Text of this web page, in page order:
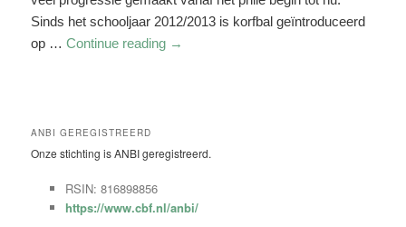
Sinds het schooljaar 2012/2013 is korfbal geïntroduceerd
op …Continue reading →
ANBI GEREGISTREERD
Onze stichting is ANBI geregistreerd.
RSIN: 816898856
https://www.cbf.nl/anbi/